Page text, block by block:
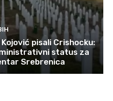
pisali Crishocku:
status za
Srebrenica